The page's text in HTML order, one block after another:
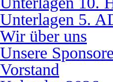
Unterlagen 5.
Wir über uns
Unsere
Vorstand